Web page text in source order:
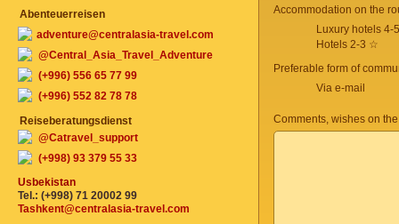
Accommodation on the
Luxury hotels 4-
Hotels 2-3 ☆
Preferable form of
Via e-mail
Comments, wishes on
Abenteuerreisen
adventure@centralasia-travel.com
@Central_Asia_Travel_Adventure
(+996) 556 65 77 99
(+996) 552 82 78 78
Reiseberatungsdienst
@Catravel_support
(+998) 93 379 55 33
Usbekistan
Tel.: (+998) 71 20002 99
Tashkent@centralasia-travel.com